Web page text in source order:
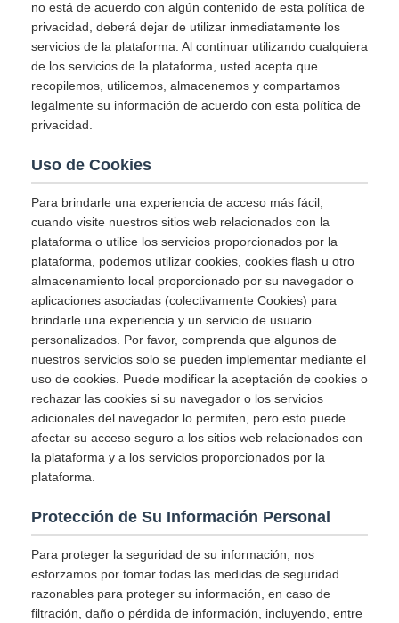
no está de acuerdo con algún contenido de esta política de
privacidad, deberá dejar de utilizar inmediatamente los
servicios de la plataforma. Al continuar utilizando cualquiera
de los servicios de la plataforma, usted acepta que
recopilemos, utilicemos, almacenemos y compartamos
legalmente su información de acuerdo con esta política de
privacidad.
Uso de Cookies
Para brindarle una experiencia de acceso más fácil,
cuando visite nuestros sitios web relacionados con la
plataforma o utilice los servicios proporcionados por la
plataforma, podemos utilizar cookies, cookies flash u otro
almacenamiento local proporcionado por su navegador o
aplicaciones asociadas (colectivamente Cookies) para
brindarle una experiencia y un servicio de usuario
personalizados. Por favor, comprenda que algunos de
nuestros servicios solo se pueden implementar mediante el
uso de cookies. Puede modificar la aceptación de cookies o
rechazar las cookies si su navegador o los servicios
adicionales del navegador lo permiten, pero esto puede
afectar su acceso seguro a los sitios web relacionados con
la plataforma y a los servicios proporcionados por la
plataforma.
Protección de Su Información Personal
Para proteger la seguridad de su información, nos
esforzamos por tomar todas las medidas de seguridad
razonables para proteger su información, en caso de
filtración, daño o pérdida de información, incluyendo, entre